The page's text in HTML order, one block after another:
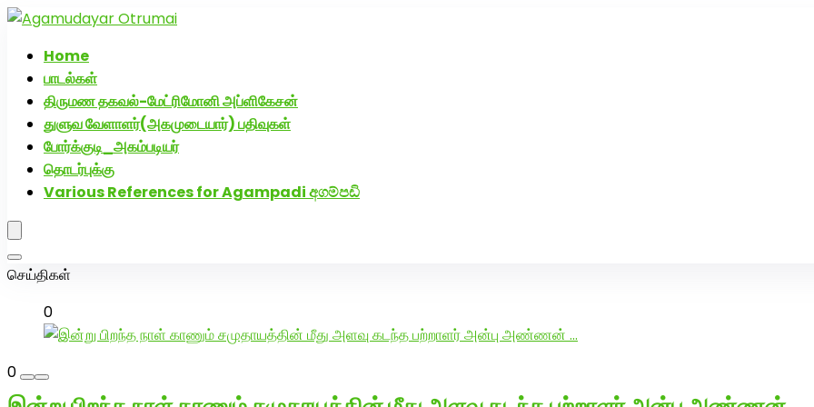
Home
பாடல்கள்
திருமண தகவல்-மேட்ரிமோனி அப்ளிகேசன்
துளுவ வேளாளர்(அகமுடையார்) பதிவுகள்
போர்க்குடி_அகம்படியர்
தொடர்புக்கு
Various References for Agampadi අගම්පඩි
செய்திகள்
0
0
அகமுடையார் திருமண வரன்களுக்கு அகமுடையார்மேட்ரி-பெண் வீட்டாருக்கு 100% இலவச திருமண சேவை! வாட்ஸப் எண்: